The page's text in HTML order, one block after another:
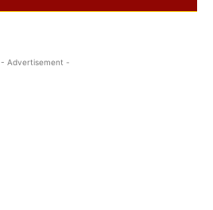
- Advertisement -